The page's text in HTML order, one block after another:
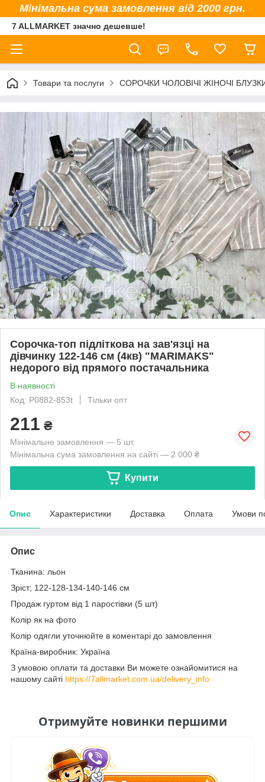
Мінімальна сума замовлення від 2000 грн.
7 ALLMARKET значно дешевше!
Товари та послуги СОРОЧКИ ЧОЛОВІЧІ ЖІНОЧІ
Сорочка-топ підліткова на зав'язці на
дівчинку 122-146 см (4кв) "MARIMAKS"
недорого від прямого постачальника
В наявності
Код: P0882-853t
Тільки опт
211 ₴
Мінімальне замовлення — 5 шт.
Мінімальна сума замовлення на сайті — 2 000 ₴
Купити
Опис Характеристики Доставка Оплата Умови
Опис
Тканина: льон
Зріст; 122-128-134-140-146 см
Продаж гуртом від 1 паростівки (5 шт)
Колір як на фото
Колір одягли уточнюйте в коментарі до замовлення
Країна-виробник: Україна
З умовою оплати та доставки Ви можете ознайомитися на
нашому сайті https://7allmarket.com.ua/delivery_info
Отримуйте новинки першими